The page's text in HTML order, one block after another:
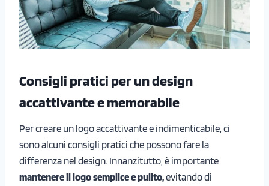
Consigli pratici per un design
accattivante e memorabile
Per creare un logo accattivante e indimenticabile, ci
sono alcuni consigli pratici che possono fare la
differenza nel design. Innanzitutto, è importante
mantenere il logo semplice e pulito,evitando di